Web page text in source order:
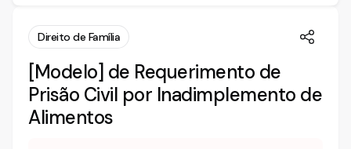
[Modelo] de Requerimento de Prisão Civil por
Inadimplemento de Alimentos
Direito de Família
[Modelo] de Requerimento de
Prisão Civil por Inadimplemento de
Alimentos